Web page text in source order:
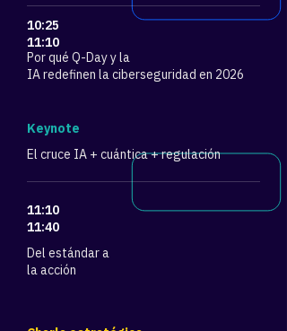
10:25
11:10
Por qué Q-Day y la
IA redefinen la ciberseguridad en 2026
​Keynote
El cruce IA + cuántica + regulación
11:10
11:40
Del estándar a
la acción